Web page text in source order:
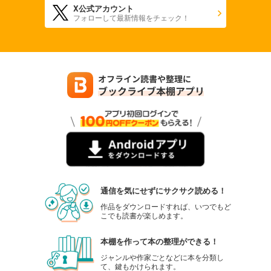
X公式アカウント
フォローして最新情報をチェック！
通信を気にせずにサクサク読める！
作品をダウンロードすれば、いつでもど
こでも読書が楽しめます。
本棚を作って本の整理ができる！
ジャンルや作家ごとなどに本を分類し
て、鍵もかけられます。